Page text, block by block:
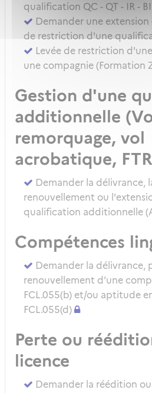
qualification QC - QT - IR -
Demander une
de restriction d'une
Levée de restriction
une compagnie (Formation
Gestion d'une
additionnelle
remorquage, vol
acrobatique,
Demander la délivrance,
renouvellement ou
qualification additionnelle
Compétences
Demander la délivrance,
renouvellement d’une
FCL.055(b) et/ou aptitude
FCL.055(d)
Perte ou
licence
Demander la réédition